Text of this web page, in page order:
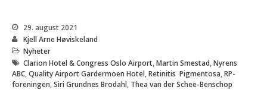
29. august 2021
Kjell Arne Høviskeland
Nyheter
Clarion Hotel & Congress Oslo Airport,Martin Smestad,Nyrens
ABC,Quality Airport Gardermoen Hotel,Retinitis Pigmentosa,RP-
foreningen,Siri Grundnes Brodahl, Thea van der Schee-Benschop